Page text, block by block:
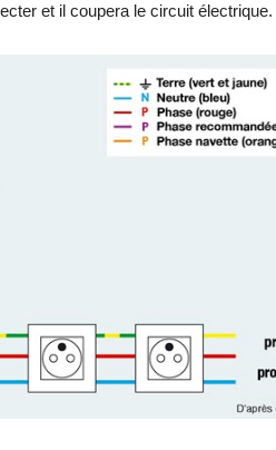
et il coupera le circuit électrique.